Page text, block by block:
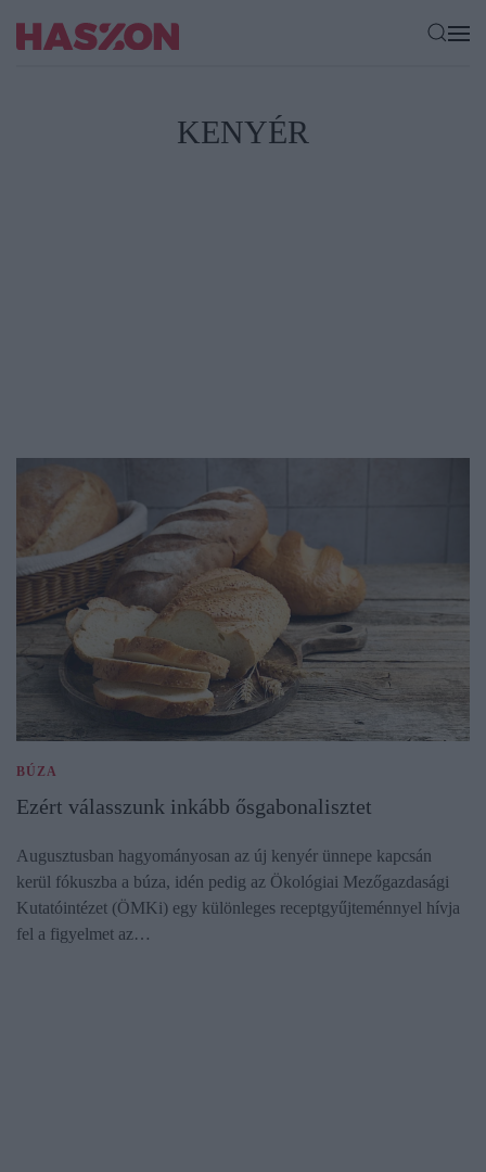
KENYÉR
BÚZA
Ezért válasszunk inkább ősgabonalisztet
Augusztusban hagyományosan az új kenyér ünnepe kapcsán
kerül fókuszba a búza, idén pedig az Ökológiai Mezőgazdasági
Kutatóintézet (ÖMKi) egy különleges receptgyűjteménnyel hívja
fel a figyelmet az…